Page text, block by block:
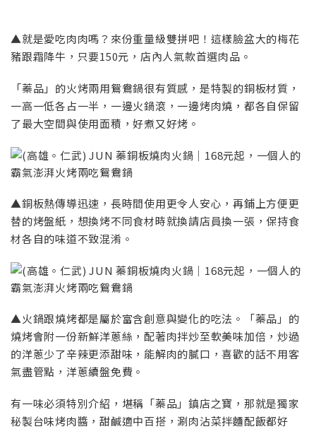
▲就是愛吃肉肉嗎？來份重量級雙拼吧！這樣臉盆大的梅花
豬跟霜降牛，只要150元，店內人氣款首選肉品。
「蓁品」的火烤兩用鴛鴦鍋很有質感，是特製的銅板材質，
一高一低各占一半，一邊火鍋滾，一邊烤肉燒，都各自保留
了最大空間與使用面積，好煮又好烤。
▲銅板熱傳導迅速，長時間使用更令人安心，再鋪上方便更
替的烤盤紙，想換烤不同食材時就換請店員換一張，保持食
材各自的味道不致混淆。
▲火鍋跟燒烤都是屬於富含創意與變化的吃法。「蓁品」的
燒烤會附一份新鮮洋蔥絲，配著肉拌炒至軟美味加倍，炒過
的洋蔥少了辛辣更添甜味，能解肉的膩口，喜歡的話不用客
氣盡管點，洋蔥續盤免費。
有一味必須特別介紹，堪稱「蓁品」鎮店之寶，那就是獨家
秘製台味烤肉醬，甜鹹適中百搭，涮肉沾菜拌麵配飯都好